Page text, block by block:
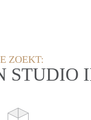
ZOEKT:
STUDIO